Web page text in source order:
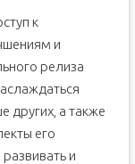
к
и
релиза
других, а также
его
и